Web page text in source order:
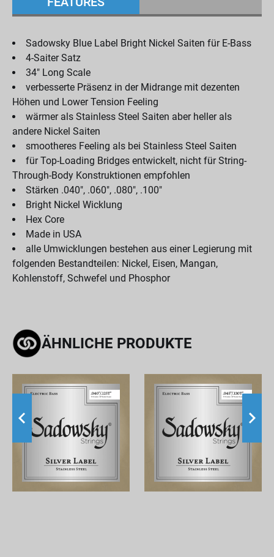
Sadowsky Blue Label Bright Nickel Saiten für E-Bass
4-Saiter Satz
34" Long Scale
verbesserte Präsenz in der Midrange mit dezenten
Höhen und Lower Tension Feeling
wärmer als Stainless Steel Saiten aber heller als
andere Nickel Saiten
smootheres Feeling als bei Stainless Steel Saiten
für Top-Loading Bridges entwickelt, nicht für String-
Through-Body Konstruktionen empfohlen
Stärken .040", .060", .080", .100"
Bright Nickel Wicklung
Hex Core
Made in USA
alle Umwicklungen bestehen aus einer Legierung mit
folgenden Bestandteilen: Nickel, Eisen, Mangan,
Kohlenstoff, Schwefel und Phosphor
ÄHNLICHE PRODUKTE